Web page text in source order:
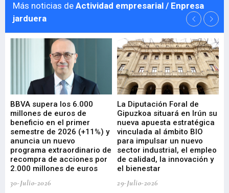
Más noticias de Actividad empresarial / Enpresa
jarduera
BBVA supera los 6.000
millones de euros de
beneficio en el primer
semestre de 2026 (+11%) y
anuncia un nuevo
programa extraordinario de
recompra de acciones por
2.000 millones de euros
30-Julio-2026
La Diputación Foral de
Gipuzkoa situará en Irún su
nueva apuesta estratégica
vinculada al ámbito BIO
para impulsar un nuevo
sector industrial, el empleo
de calidad, la innovación y
el bienestar
29-Julio-2026